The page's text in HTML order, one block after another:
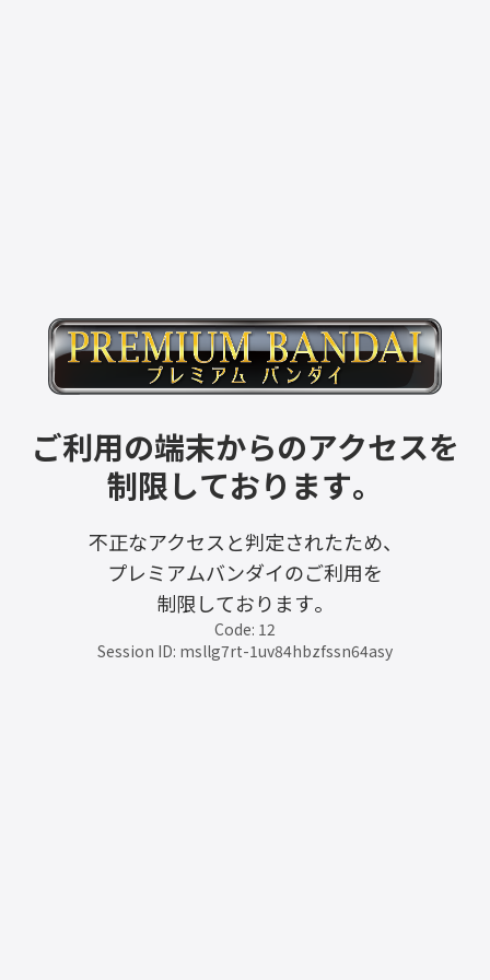
ご利用の端末からのアクセスを
制限しております。
不正なアクセスと判定されたため、
プレミアムバンダイのご利用を
制限しております。
Code: 12
Session ID: msllg7rt-1uv84hbzfssn64asy